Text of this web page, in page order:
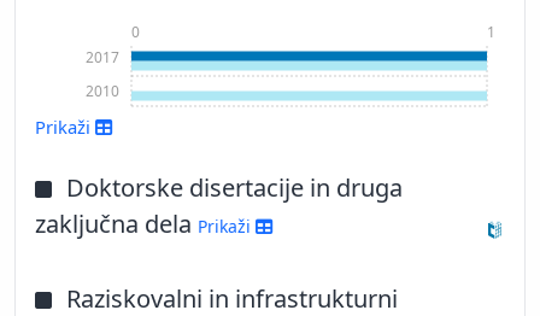
2010
2017
0 1
Prikaži
Doktorske disertacije in druga
zaključna dela Prikaži
Raziskovalni in infrastrukturni